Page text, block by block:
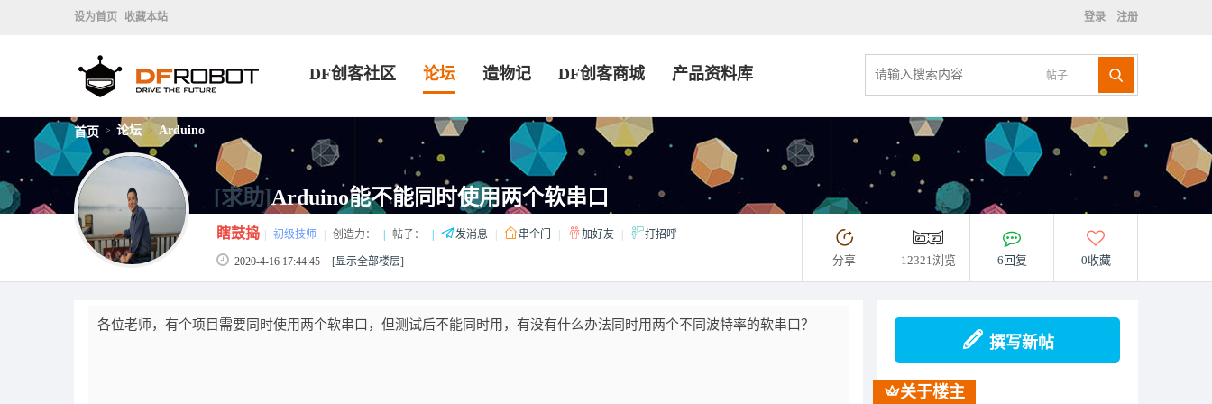
设为首页 收藏本站 登录 注册
帖子
DF创客社区 论坛 造物记 DF创客商城 产品资料库
首页 > 论坛 > Arduino
[求助]Arduino能不能同时使用两个软串口
瞎鼓捣 初级技师 创造力： 帖子： 发消息 串个门 加好友 打招呼
2020-4-16 17:44:45 [显示全部楼层] 分享 12321浏览 6回复 0收藏
各位老师，有个项目需要同时使用两个软串口，但测试后不能同时用，有没有什么办法同时用两个不同波特率的软串口？
撰写新帖
关于楼主